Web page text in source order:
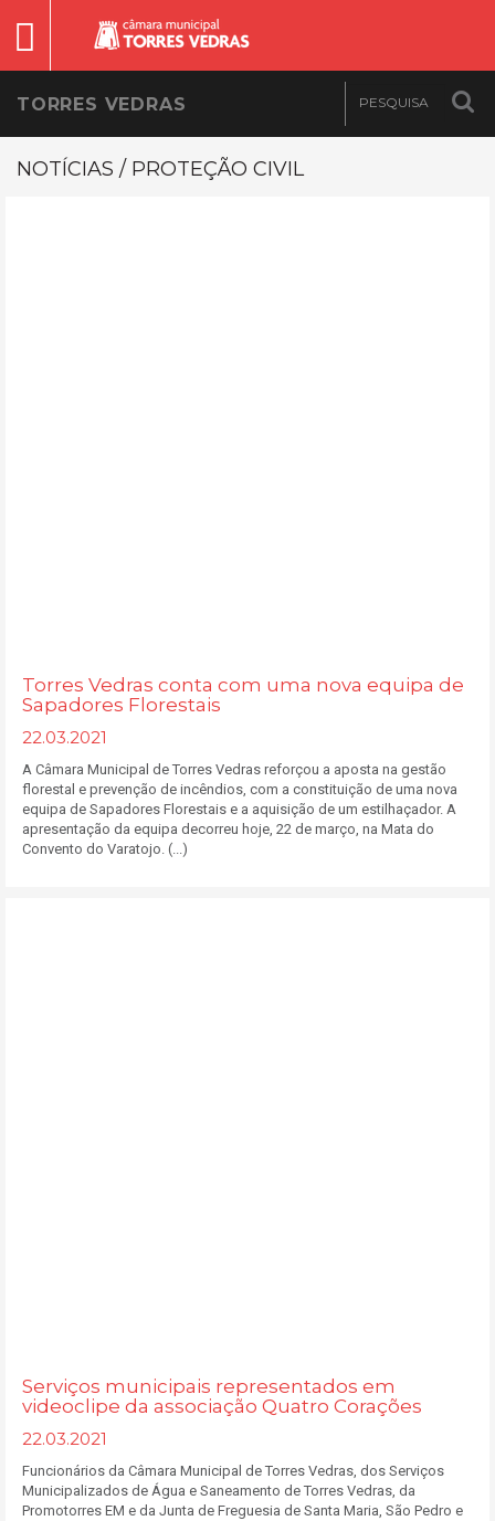
TORRES VEDRAS
NOTÍCIAS / PROTEÇÃO CIVIL
Torres Vedras conta com uma nova equipa de
Sapadores Florestais
22.03.2021
A Câmara Municipal de Torres Vedras reforçou a aposta na gestão
florestal e prevenção de incêndios, com a constituição de uma nova
equipa de Sapadores Florestais e a aquisição de um estilhaçador. A
apresentação da equipa decorreu hoje, 22 de março, na Mata do
Convento do Varatojo. (...)
Serviços municipais representados em
videoclipe da associação Quatro Corações
22.03.2021
Funcionários da Câmara Municipal de Torres Vedras, dos Serviços
Municipalizados de Água e Saneamento de Torres Vedras, da
Promotorres EM e da Junta de Freguesia de Santa Maria, São Pedro e